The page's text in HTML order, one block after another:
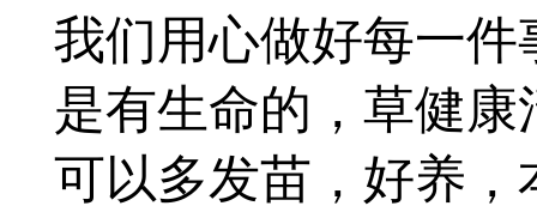
我们用心做好每一
是有生命的，草健
可以多发苗，好养